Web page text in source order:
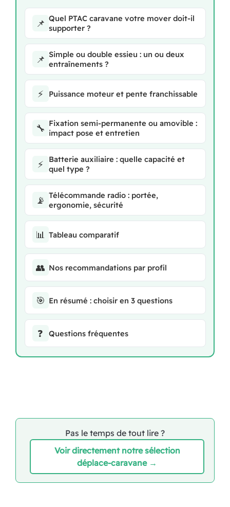
📌 Quel PTAC caravane votre mover doit-il
supporter ?
📌 Simple ou double essieu : un ou deux
entraînements ?
⚡ Puissance moteur et pente franchissable
🔧 Fixation semi-permanente ou amovible :
impact pose et entretien
⚡
Batterie auxiliaire : quelle capacité et
quel type ?
📡 Télécommande radio : portée,
ergonomie, sécurité
📊 Tableau comparatif
👥 Nos recommandations par profil
🎯 En résumé : choisir en 3 questions
❓ Questions fréquentes
Pas le temps de tout lire ?
Voir directement notre sélection
déplace-caravane →